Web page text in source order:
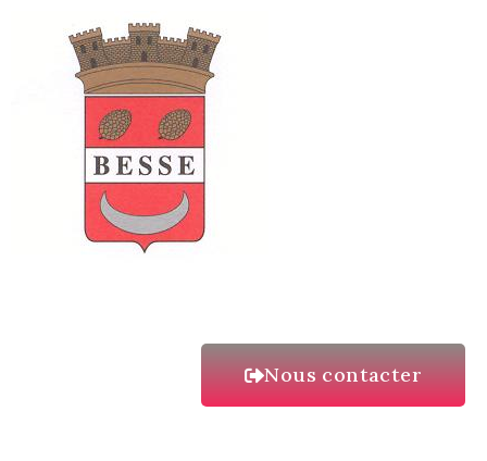
Nous contacter